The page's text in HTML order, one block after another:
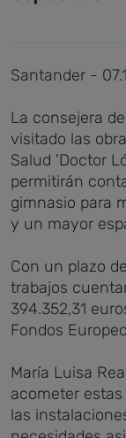
Santander -
La consejera
visitado las
Salud 'Doctor
permitirán
gimnasio para
y un mayor
Con un plazo
trabajos
394.352,31
Fondos
María Luisa
acometer
las